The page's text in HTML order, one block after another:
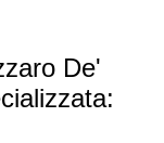
De'